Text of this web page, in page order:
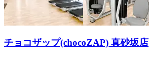
チョコザップ(chocoZAP) 真砂坂店